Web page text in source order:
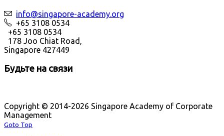
info@singapore-academy.org
+65 3108 0534
+65 3108 0534
178 Joo Chiat Road,
Singapore 427449
Будьте на связи
Copyright © 2014-2026 Singapore Academy of Corporate
Management
Goto Top